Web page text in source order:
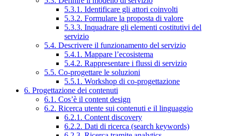
5.3.1. Identificare gli attori coinvolti
5.3.2. Formulare la proposta di valore
5.3.3. Inquadrare gli elementi costitutivi del
servizio
5.4. Descrivere il funzionamento del servizio
5.4.1. Mappare l’ecosistema
5.4.2. Rappresentare i flussi di servizio
5.5. Co-progettare le soluzioni
5.5.1. Workshop di co-progettazione
6. Progettazione dei contenuti
6.1. Cos’è il content design
6.2. Ricerca utente sui contenuti e il linguaggio
6.2.1. Content discovery
6.2.2. Dati di ricerca (search keywords)